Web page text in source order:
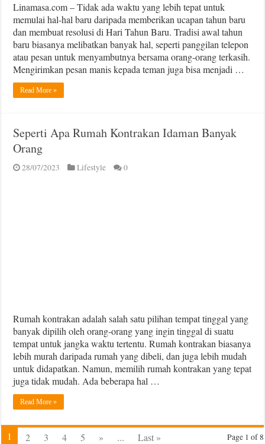
Linamasa.com – Tidak ada waktu yang lebih tepat untuk
memulai hal-hal baru daripada memberikan ucapan tahun baru
dan membuat resolusi di Hari Tahun Baru. Tradisi awal tahun
baru biasanya melibatkan banyak hal, seperti panggilan telepon
atau pesan untuk menyambutnya bersama orang-orang terkasih.
Mengirimkan pesan manis kepada teman juga bisa menjadi …
Read More »
Seperti Apa Rumah Kontrakan Idaman Banyak
Orang
28/07/2023 Lifestyle 0
Rumah kontrakan adalah salah satu pilihan tempat tinggal yang
banyak dipilih oleh orang-orang yang ingin tinggal di suatu
tempat untuk jangka waktu tertentu. Rumah kontrakan biasanya
lebih murah daripada rumah yang dibeli, dan juga lebih mudah
untuk didapatkan. Namun, memilih rumah kontrakan yang tepat
juga tidak mudah. Ada beberapa hal …
Read More »
Page 1 of 8
1 2 3 4 5 » ... Last »